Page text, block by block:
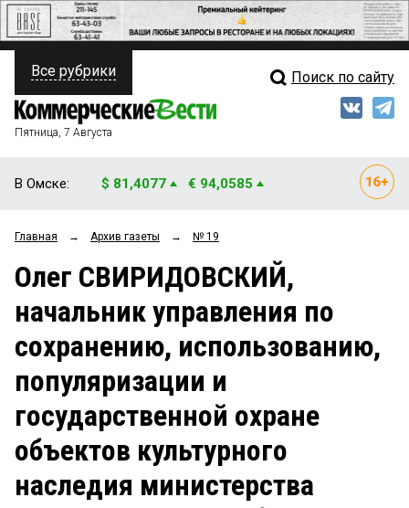
ПОЛИТИКА
ФИНАНСЫ
ОБЩЕСТВО
ЗАКОН
НОВОСТИ КОМПАНИЙ
СТИЛЬ ЖИЗНИ
Свежий выпуск
Рейтинги
Блоги
Архив
Все рубрики Поиск по сайту
Пятница, 7 Августа
В Омске: $ 81,4077 € 94,0585
Главная → Архив газеты → № 19
Олег СВИРИДОВСКИЙ,
начальник управления по
сохранению, использованию,
популяризации и
государственной охране
объектов культурного
наследия министерства